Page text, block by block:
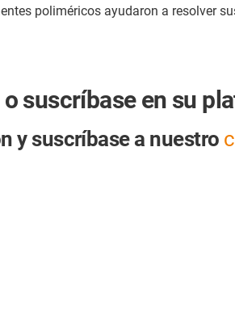
poliméricos ayudaron a resolver
suscríbase en su
y suscríbase a nuestro